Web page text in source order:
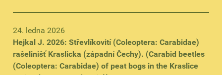
24. ledna 2026
Hejkal J. 2026: Střevlíkovití (Coleoptera: Carabidae)
rašelinišť Kraslicka (západní Čechy). (Carabid beetles
(Coleoptera: Carabidae) of peat bogs in the Kraslice